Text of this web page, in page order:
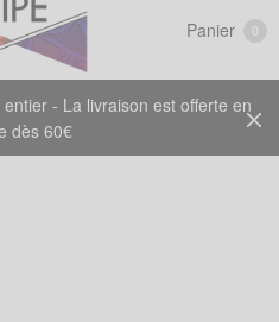
- La livraison est offerte en
dès 60€
Panier